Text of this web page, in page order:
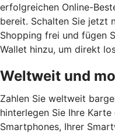
erfolgreichen Online-
bereit. Schalten Sie jetzt
Shopping frei und fügen
Wallet hinzu, um direkt
Weltweit und
Zahlen Sie weltweit
hinterlegen Sie Ihre
Smartphones, Ihrer